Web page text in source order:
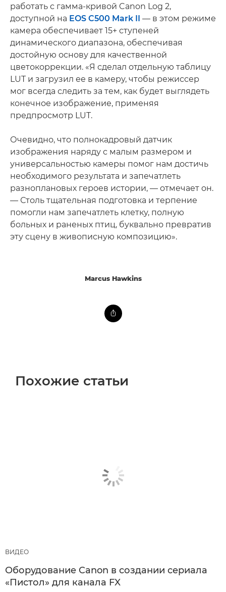
работать с гамма-кривой Canon Log 2,
доступной на EOS C500 Mark II
— в этом режиме
камера обеспечивает 15+ ступеней
динамического диапазона, обеспечивая
достойную основу для качественной
цветокоррекции. «Я сделал отдельную таблицу
LUT и загрузил ее в камеру, чтобы режиссер
мог всегда следить за тем, как будет выглядеть
конечное изображение, применяя
предпросмотр LUT.
Очевидно, что полнокадровый датчик
изображения наряду с малым размером и
универсальностью камеры помог нам достичь
необходимого результата и запечатлеть
разноплановых героев истории, — отмечает он.
— Столь тщательная подготовка и терпение
помогли нам запечатлеть клетку, полную
больных и раненых птиц, буквально превратив
эту сцену в живописную композицию».
Marcus Hawkins
Похожие статьи
ВИДЕО
Оборудование Canon в создании сериала
«Пистол» для канала FX